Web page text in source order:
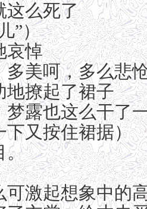
这么死了
”）
哀悼
多美呵，多么悲
地撩起了裙子
梦露也这么干了
下又按住裙据）
。
可激起想象中的